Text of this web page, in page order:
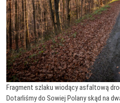
Fragment szlaku wiodący asfaltową
Dotarliśmy do Sowiej Polany skąd na